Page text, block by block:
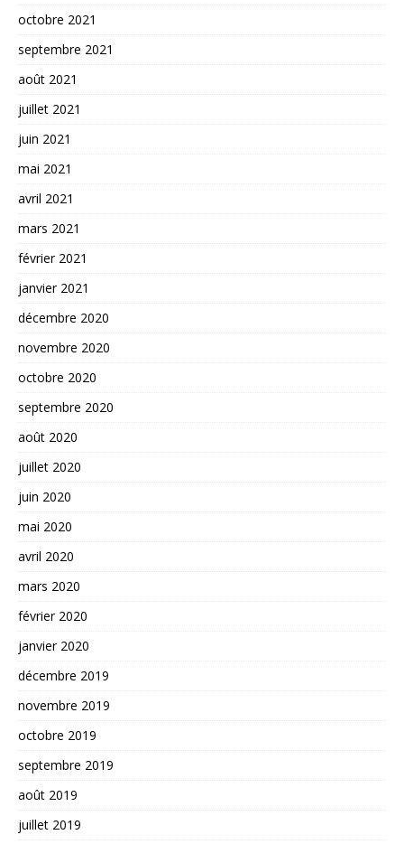
octobre 2021
septembre 2021
août 2021
juillet 2021
juin 2021
mai 2021
avril 2021
mars 2021
février 2021
janvier 2021
décembre 2020
novembre 2020
octobre 2020
septembre 2020
août 2020
juillet 2020
juin 2020
mai 2020
avril 2020
mars 2020
février 2020
janvier 2020
décembre 2019
novembre 2019
octobre 2019
septembre 2019
août 2019
juillet 2019